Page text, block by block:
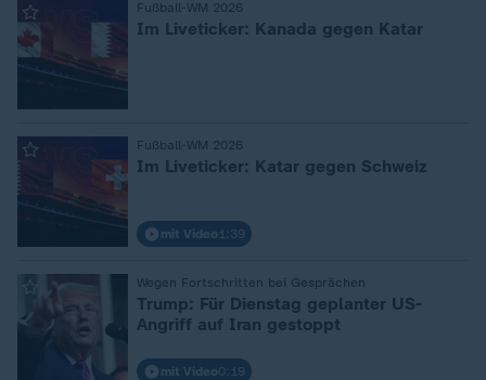
Fußball-WM 2026
: Im Liveticker: Kanada gegen Katar
Fußball-WM 2026
: Im Liveticker: Katar gegen Schweiz
mit Video 1:39
Wegen Fortschritten bei Gesprächen
Trump: Für Dienstag geplanter US-
Angriff auf Iran gestoppt
mit Video0:19